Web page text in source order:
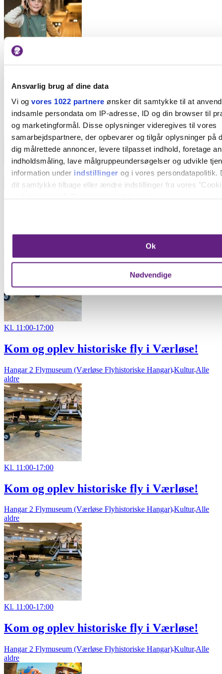
Ansvarlig brug af dine data
Vi og vores 1022 partnere ønsker dit samtykke til at
indsamle persondata om IP-adresse, ID og din browser til
og marketingformål. Disse oplysninger videregives til vores
samarbejdspartnere, der opbevarer og tilgår oplysninger på
dig målrettede annoncer, levere tilpasset indhold, foretage
indholdsmåling, lave målgruppeundersøgelser og udvikle
information under indstillinger og i vores
dit samtykke tilbage eller ændre indstillinger fra vores
Indsamle præcise oplysninger om din placering, der
Identificere din enhed baseret på en scanning af
Vi bruger cookies til at forbedre brugeroplevelsen på vores
analysere vores trafik. Vi deler også oplysninger om din
hjemmeside med vores partnere.
Ok
Nødvendige
Kl. 11:00 - 16:00
Kongegravens hemmeligheder
Lejre Museum Ud af byen
Kl. 11:00-17:00
Kom og oplev historiske fly i Værløse!
Hangar 2 Flymuseum (Værløse Flyhistoriske Hangar)Kultur Alle
aldre
Kl. 11:00-17:00
Kom og oplev historiske fly i Værløse!
Hangar 2 Flymuseum (Værløse Flyhistoriske Hangar)KulturAlle
aldre
Kl. 11:00-17:00
Kom og oplev historiske fly i Værløse!
Hangar 2 Flymuseum (Værløse Flyhistoriske Hangar)Kultur Alle
aldre